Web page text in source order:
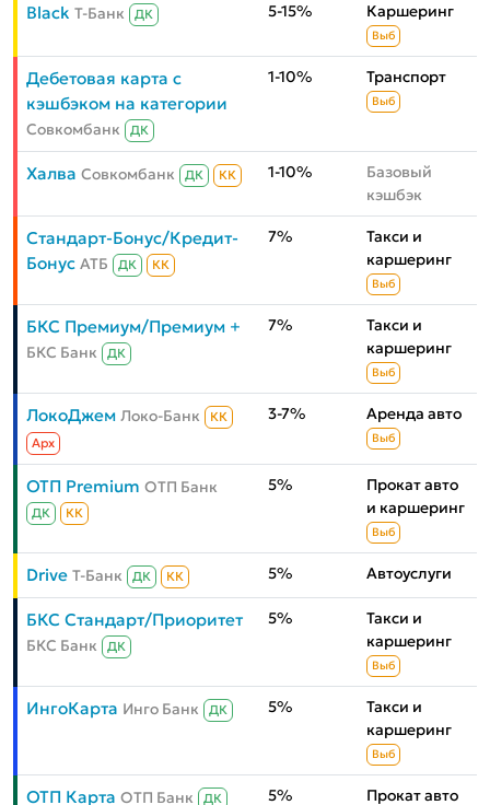
Black Т-Банк ДК 5-15% Каршеринг
Выб
Дебетовая карта с
кэшбэком на категории
Совкомбанк ДК
1-10% Транспорт
Выб
Халва Совкомбанк ДК КК 1-10%
Базовый
кэшбэк
Стандарт-Бонус/Кредит-
Бонус АТБ ДК КК
7%
Такси и
каршеринг
Выб
БКС Премиум/Премиум +
БКС Банк ДК
7%
Такси и
каршеринг
Выб
ЛокоДжем Локо-Банк
КК
Aрх
3-7% Аренда авто
Выб
ОТП Premium ОТП Банк
ДК КК
5%
Прокат авто
и каршеринг
Выб
Drive Т-Банк ДК КК 5% Автоуслуги
БКС Стандарт/Приоритет
БКС Банк ДК
5%
Такси и
каршеринг
Выб
ИнгоКарта Инго Банк ДК 5%
Такси и
каршеринг
Выб
ОТП Карта ОТП Банк ДК 5% Прокат авто